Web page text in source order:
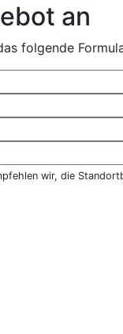
an
folgende
wir, die